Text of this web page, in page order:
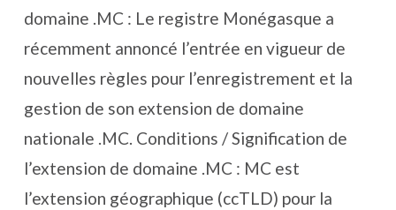
domaine .MC : Le registre Monégasque a
récemment annoncé l’entrée en vigueur de
nouvelles règles pour l’enregistrement et la
gestion de son extension de domaine
nationale .MC. Conditions / Signification de
l’extension de domaine .MC : MC est
l’extension géographique (ccTLD) pour la